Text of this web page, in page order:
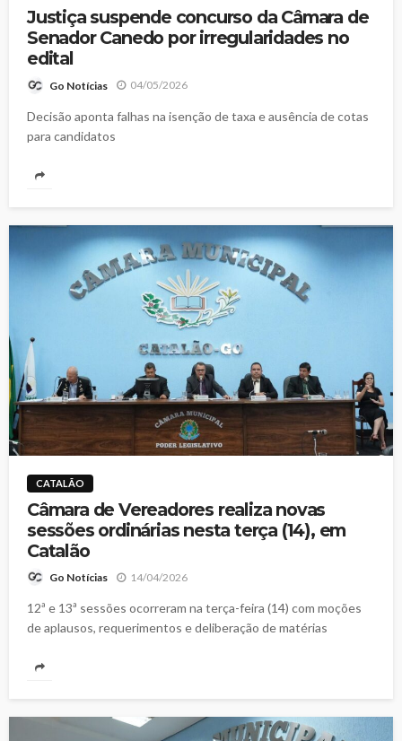
Justiça suspende concurso da Câmara de
Senador Canedo por irregularidades no
edital
Go Notícias 04/05/2026
Decisão aponta falhas na isenção de taxa e ausência de cotas
para candidatos
CATALÃO
Câmara de Vereadores realiza novas
sessões ordinárias nesta terça (14), em
Catalão
Go Notícias 14/04/2026
12ª e 13ª sessões ocorreram na terça-feira (14) com moções
de aplausos, requerimentos e deliberação de matérias